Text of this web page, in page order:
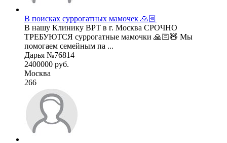
В поисках суррогатных мамочек 🙏🏻
В нашу Клинику ВРТ в г. Москва СРОЧНО
ТРЕБУЮТСЯ суррогатные мамочки 🙏🏻🧸 Мы
помогаем семейным па ...
Дарья №76814
2400000 руб.
Москва
266